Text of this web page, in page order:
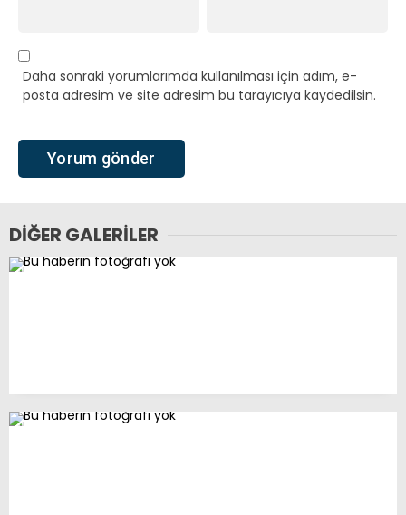
Daha sonraki yorumlarımda kullanılması için adım, e-
posta adresim ve site adresim bu tarayıcıya kaydedilsin.
DIĞER GALERILER